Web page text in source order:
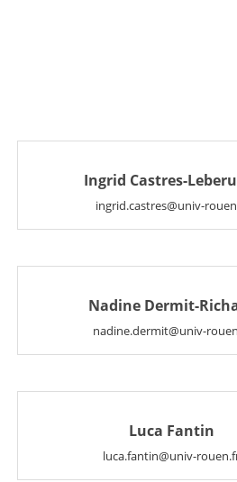
Ingrid Castres-
ingrid.castres@univ-
Nadine Dermit-
nadine.dermit@univ-
Luca Fantin
luca.fantin@univ-